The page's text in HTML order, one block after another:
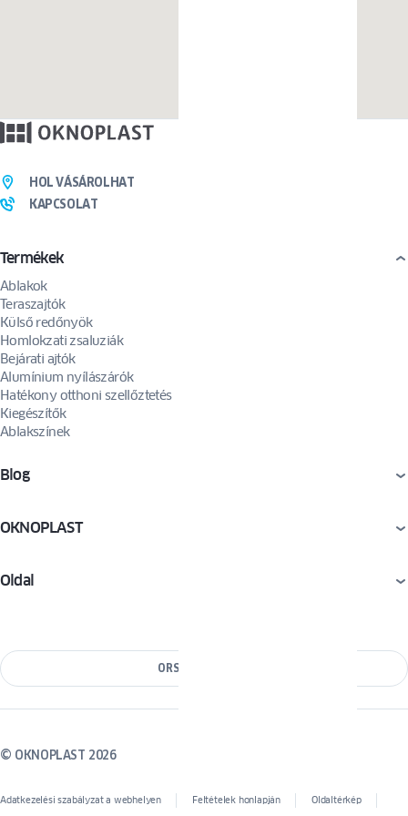
Termékek
Ablakok
Teraszajtók
Külső redőnyök
Homlokzati zsaluziák
Bejárati ajtók
Alumínium nyílászárók
Hatékony otthoni szellőztetés
Kiegészítők
Ablakszínek
Blog
OKNOPLAST
Oldal
HOL VÁSÁROLHAT
KAPCSOLAT
ORSZÁG VÁLTÁSA
© OKNOPLAST 2026
Adatkezelési szabályzat a webhelyen Feltételek honlapján Oldaltérkép